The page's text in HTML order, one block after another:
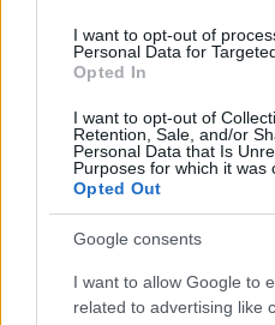
I want to opt-out of
Personal Data for
Opted In
I want to opt-out of
Retention, Sale, and/or
Personal Data that Is
Purposes for which it was
Opted Out
Google consents
I want to allow Google to
related to advertising like
Italia, cultura e soft
Camilla Fiore · 7 Ago 2026